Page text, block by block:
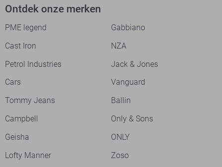
Ontdek onze merken
PME legend
Gabbiano
Cast Iron
NZA
Petrol Industries
Jack & Jones
Cars
Vanguard
Tommy Jeans
Ballin
Campbell
Only & Sons
Geisha
ONLY
Lofty Manner
Zoso